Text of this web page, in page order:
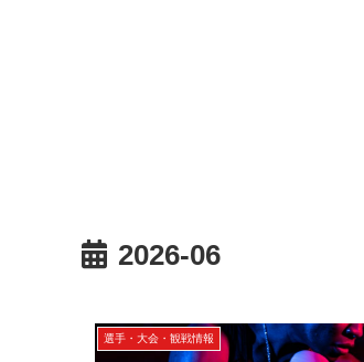
2026-06
選手・大会・観戦情報